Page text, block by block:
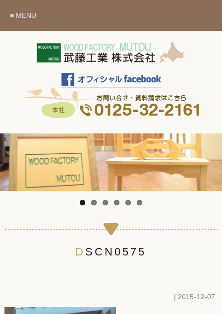
≡ MENU
DSCN0575
| 2015-12-07